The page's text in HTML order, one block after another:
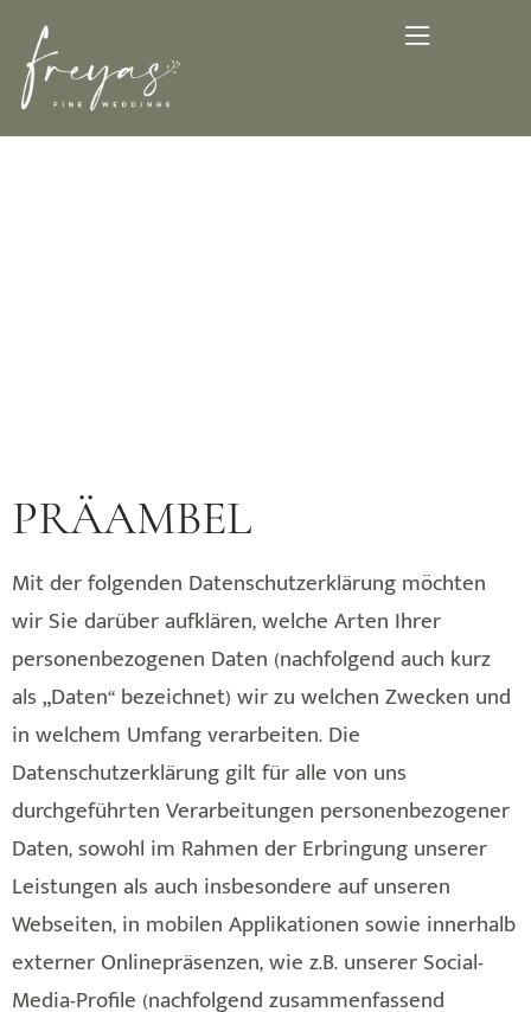
PRÄAMBEL
Mit der folgenden Datenschutzerklärung möchten
wir Sie darüber aufklären, welche Arten Ihrer
personenbezogenen Daten (nachfolgend auch kurz
als „Daten“ bezeichnet) wir zu welchen Zwecken und
in welchem Umfang verarbeiten. Die
Datenschutzerklärung gilt für alle von uns
durchgeführten Verarbeitungen personenbezogener
Daten, sowohl im Rahmen der Erbringung unserer
Leistungen als auch insbesondere auf unseren
Webseiten, in mobilen Applikationen sowie innerhalb
externer Onlinepräsenzen, wie z.B. unserer Social-
Media-Profile (nachfolgend zusammenfassend